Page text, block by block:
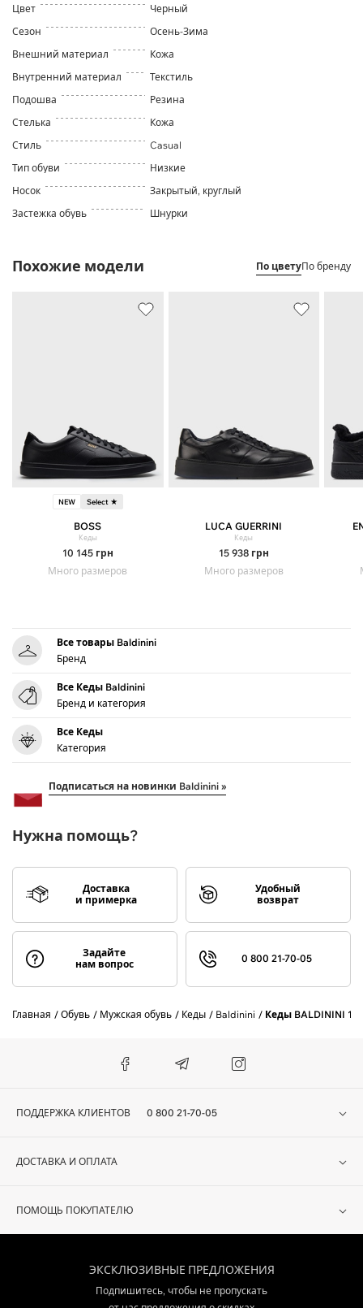
Цвет
Черный
Сезон
Осень-Зима
Внешний материал
Кожа
Внутренний материал
Текстиль
Подошва
Резина
Стелька
Кожа
Стиль
Casual
Тип обуви
Низкие
Носок
Закрытый, круглый
Застежка обувь
Шнурки
Похожие модели По цветуПо бренду
NEW Select ★
BOSS
Кеды
10 145 грн
Много размеров
LUCA GUERRINI
Кеды
15 938 грн
Много размеров
Все товары Baldinini
Бренд
Все Кеды Baldinini
Бренд и категория
Все Кеды
Категория
Подписаться на новинки Baldinini »
Нужна помощь?
Доставка
и примерка
Удобный
возврат
Задайте
нам вопрос
0 800 21-70-05
Главная Обувь Мужская обувь Кеды Baldinini Кеды BALDININI
ПОДДЕРЖКА КЛИЕНТОВ 0 800 21-70-05
ДОСТАВКА И ОПЛАТА
ПОМОЩЬ ПОКУПАТЕЛЮ
ЭКСКЛЮЗИВНЫЕ ПРЕДЛОЖЕНИЯ
Подпишитесь, чтобы не пропускать